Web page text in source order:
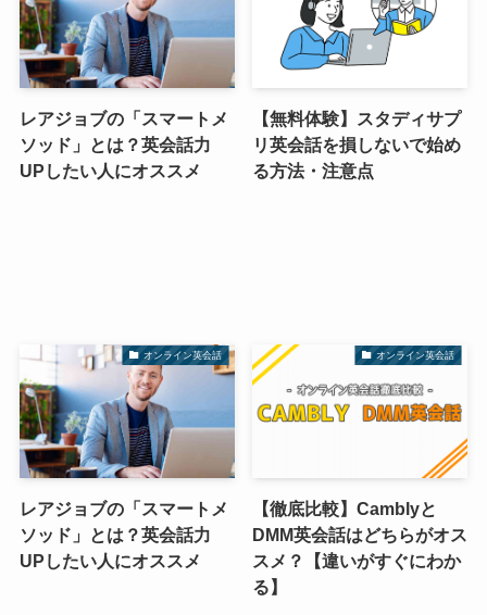
レアジョブの「スマートメ
ソッド」とは？英会話力
UPしたい人にオススメ
【無料体験】スタディサプ
リ英会話を損しないで始め
る方法・注意点
オンライン英会話
レアジョブの「スマートメ
ソッド」とは？英会話力
UPしたい人にオススメ
オンライン英会話
【徹底比較】Camblyと
DMM英会話はどちらがオス
スメ？【違いがすぐにわか
る】